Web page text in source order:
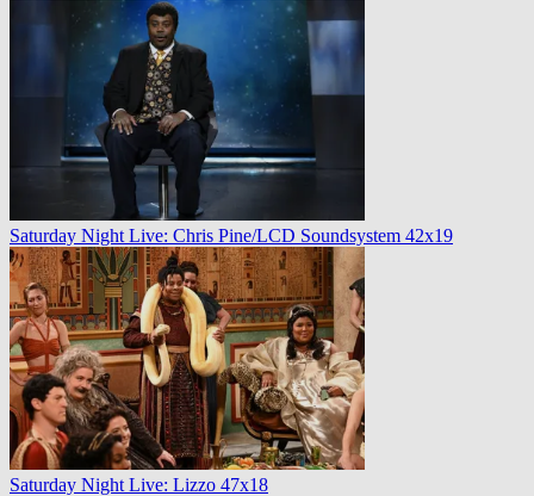
Saturday Night Live: Chris Pine/LCD Soundsystem 42x19
Saturday Night Live: Lizzo 47x18